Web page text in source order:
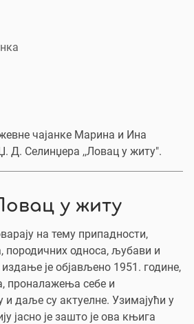
чајанке Марина и Ина
Д. Селинџера ,,Ловац у житу".
у житу
на тему припадности,
породичних односа, љубави и
је објављено 1951. године,
проналажења себе и
и даље су актуелне. Узимајући у
јасно је зашто је ова књига